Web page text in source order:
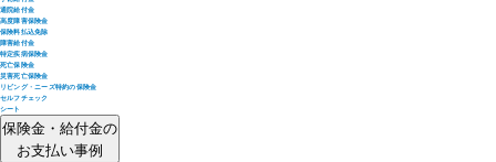
通院給付金
高度障害保険金
保険料払込免除
障害給付金
特定疾病保険金
死亡保険金
災害死亡保険金
リビング・ニーズ特約の保険金
セルフチェック
シート
保険金・給付金の
お支払い事例